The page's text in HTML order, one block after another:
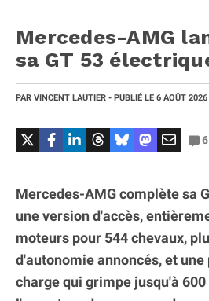
Mercedes-AMG
sa GT 53
PAR VINCENT LAUTIER - PUBLIÉ LE 6 AOÛT 2026
6
Mercedes-AMG complète sa
une version d'accès,
moteurs pour 544 chevaux,
d'autonomie annoncés, et une
charge qui grimpe jusqu'à